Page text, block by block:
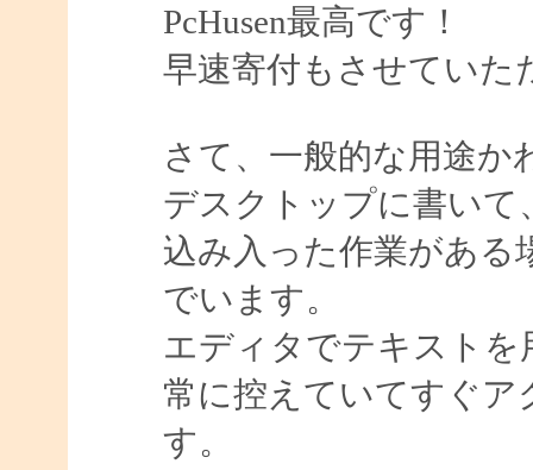
PcHusen最高です！
早速寄付もさせていた
さて、一般的な用途か
デスクトップに書いて
込み入った作業がある
でいます。
エディタでテキストを
常に控えていてすぐ
す。